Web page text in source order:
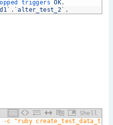
triggers OK.
d1 ` . `alter_test_2` .
Shell
-c "ruby create_test_data_t3.rb